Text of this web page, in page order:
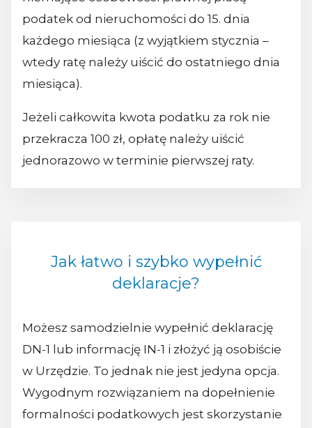
podatek od nieruchomości do 15. dnia
każdego miesiąca (z wyjątkiem stycznia –
wtedy ratę należy uiścić do ostatniego dnia
miesiąca).
Jeżeli całkowita kwota podatku za rok nie
przekracza 100 zł, opłatę należy uiścić
jednorazowo w terminie pierwszej raty.
Jak łatwo i szybko wypełnić
deklaracje?
Możesz samodzielnie wypełnić deklarację
DN-1 lub informację IN-1 i złożyć ją osobiście
w Urzędzie. To jednak nie jest jedyna opcja.
Wygodnym rozwiązaniem na dopełnienie
formalności podatkowych jest skorzystanie